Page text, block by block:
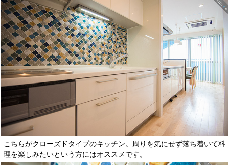
こちらがクローズドタイプのキッチン。周りを気にせず落ち着いて料
理を楽しみたいという方にはオススメです。